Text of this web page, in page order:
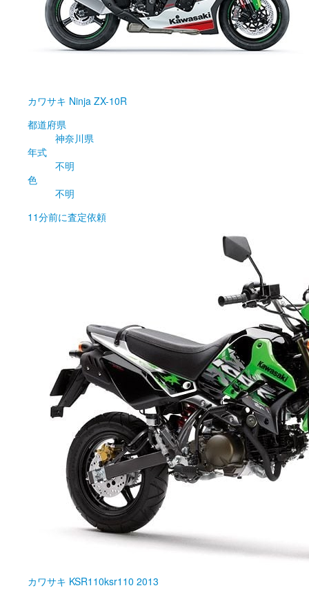
カワサキ Ninja ZX-10R
都道府県
神奈川県
年式
不明
色
不明
11分前に査定依頼
カワサキ KSR110ksr110 2013